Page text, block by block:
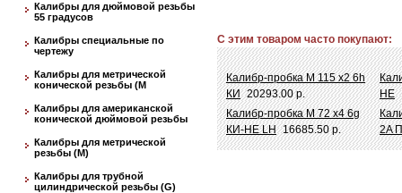
Калибры для дюймовой резьбы
55 градусов
Калибры специальные по
чертежу
Калибры для метрической
конической резьбы (М
Калибры для американской
конической дюймовой резьбы
Калибры для метрической
резьбы (М)
Калибры для трубной
цилиндрической резьбы (G)
С этим товаром часто покупают:
Калибр-пробка М 115 х2 6h
КИ 20293.00 р.
НЕ
Калибр-пробка М 72 х4 6g
КИ-НЕ LH 16685.50 р.
2A